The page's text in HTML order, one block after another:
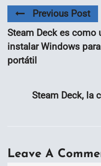
Previous Post
Steam Deck es como
instalar Windows
portátil
Steam Deck, la
Leave A